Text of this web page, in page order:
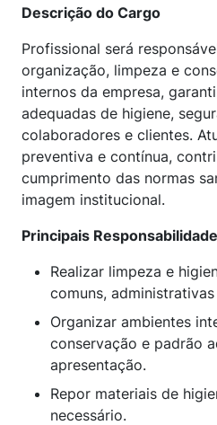
Descrição do Cargo
Profissional será
organização, limpeza e
internos da empresa,
adequadas de higiene,
colaboradores e clientes.
preventiva e contínua,
cumprimento das normas
imagem institucional.
Principais
Realizar limpeza e
comuns,
Organizar ambientes
conservação e padrão
apresentação.
Repor materiais de
necessário.